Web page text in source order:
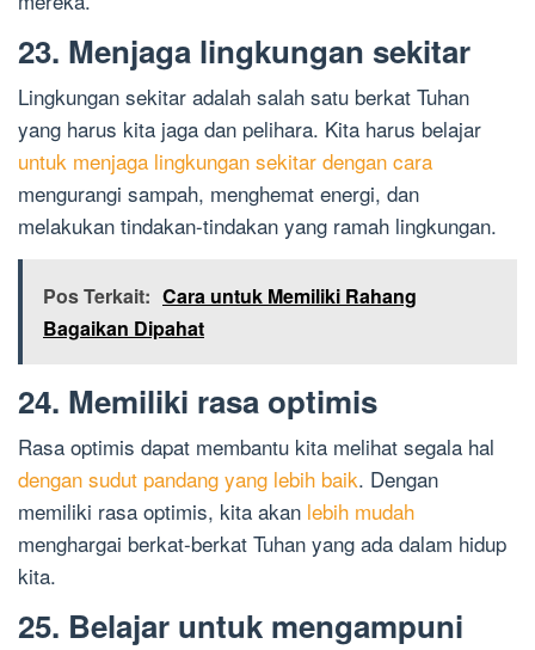
23. Menjaga lingkungan sekitar
Lingkungan sekitar adalah salah satu berkat Tuhan
yang harus kita jaga dan pelihara. Kita harus belajar
untuk menjaga lingkungan sekitar dengan cara
mengurangi sampah, menghemat energi, dan
melakukan tindakan-tindakan yang ramah lingkungan.
Pos Terkait: Cara untuk Memiliki Rahang
Bagaikan Dipahat
24. Memiliki rasa optimis
Rasa optimis dapat membantu kita melihat segala hal
dengan sudut pandang yang lebih baik. Dengan
memiliki rasa optimis, kita akan lebih mudah
menghargai berkat-berkat Tuhan yang ada dalam hidup
kita.
25. Belajar untuk mengampuni